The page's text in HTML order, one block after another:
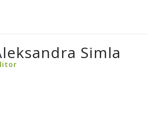
Simla